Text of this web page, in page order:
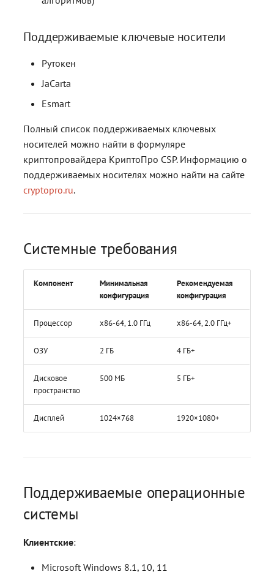
Поддерживаемые ключевые носители
Рутокен
JaCarta
Esmart
Полный список поддерживаемых ключевых
носителей можно найти в формуляре
криптопровайдера КриптоПро CSP. Информацию о
поддерживаемых носителях можно найти на сайте
cryptopro.ru.
Системные требования
Компонент
Минимальная
конфигурация
Рекомендуемая
конфигурация
Процессор x86-64, 1.0 ГГц x86-64, 2.0 ГГц+
ОЗУ 2 ГБ 4 ГБ+
Дисковое
пространство
500 МБ 5 ГБ+
Дисплей 1024×768 1920×1080+
Поддерживаемые операционные
системы
Клиентские:
Microsoft Windows 8.1, 10, 11